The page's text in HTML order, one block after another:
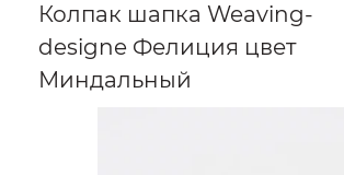
Колпак шапка Weaving-
designe Фелиция цвет
Миндальный